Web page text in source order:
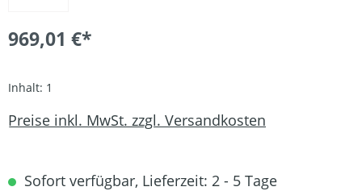
969,01 €*
Inhalt: 1
Preise inkl. MwSt. zzgl. Versandkosten
Sofort verfügbar, Lieferzeit: 2 - 5 Tage